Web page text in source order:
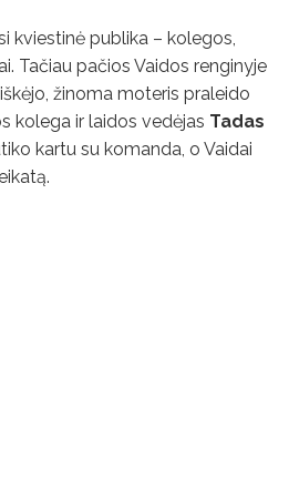
kviestinė publika – kolegos,
Tačiau pačios Vaidos renginyje
žinoma moteris praleido
kolega ir laidos vedėjas Tadas
kartu su komanda, o Vaidai